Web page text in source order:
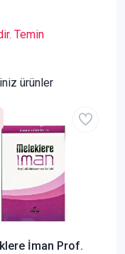
Temin
ürünler
İman Prof.